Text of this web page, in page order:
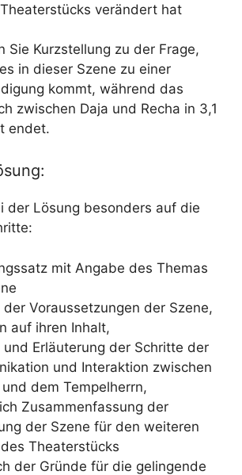
verändert hat
Sie Kurzstellung zu der Frage,
in dieser Szene zu einer
kommt, während das
zwischen Daja und Recha in 3,1
endet.
der Lösung besonders auf die
mit Angabe des Themas
der Voraussetzungen der Szene,
auf ihren Inhalt,
und Erläuterung der Schritte der
und Interaktion zwischen
dem Tempelherrn,
Zusammenfassung der
der Szene für den weiteren
Theaterstücks
der Gründe für die gelingende